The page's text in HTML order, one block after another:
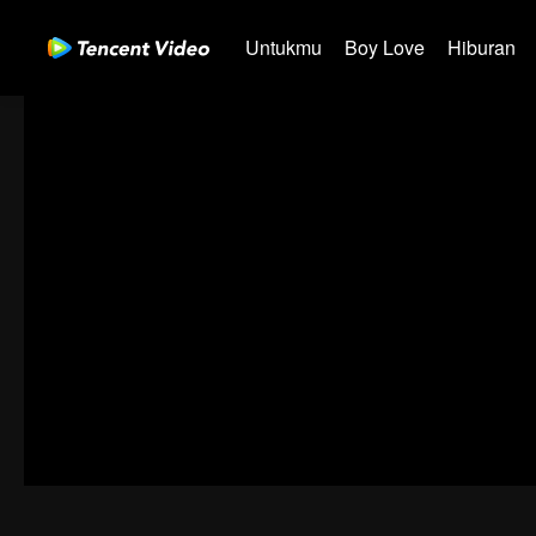
Untukmu Boy Love Hiburan